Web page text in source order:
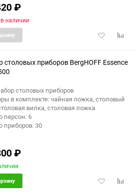
₽
наличии
Добавить
столовых приборов BergHOFF Essence
столовых приборов
в комплекте: чайная ложка, столовый
вилка, столовая ложка
персон: 6
приборов: 30
₽
Добавить